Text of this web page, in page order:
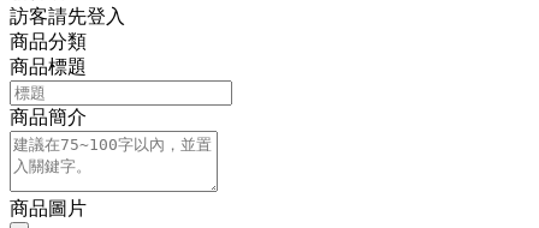
訪客請先登入
商品分類
商品標題
商品簡介
商品圖片